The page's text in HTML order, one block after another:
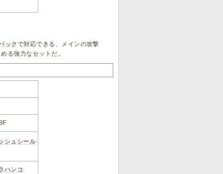
ック で対応できる、メインの攻撃
る強力なセットだ。
シュシール
ハンコ